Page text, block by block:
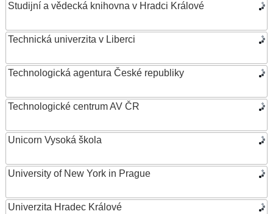
Studijní a vědecká knihovna v Hradci Králové
Technická univerzita v Liberci
Technologická agentura České republiky
Technologické centrum AV ČR
Unicorn Vysoká škola
University of New York in Prague
Univerzita Hradec Králové